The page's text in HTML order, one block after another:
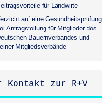
für Landwirte
auf eine Gesundheitsprüfung
Antragstellung für Mitglieder des
Bauernverbandes und
Mitgliedsverbände
Kontakt zur R+V